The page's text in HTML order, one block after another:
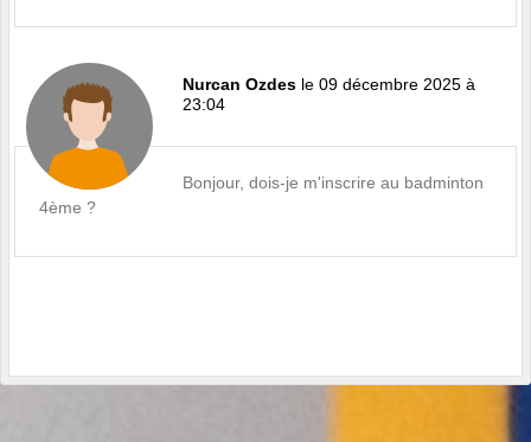
Nurcan Ozdes le 09 décembre 2025 à
23:04
Bonjour, dois-je m'inscrire au badminton
4ème ?